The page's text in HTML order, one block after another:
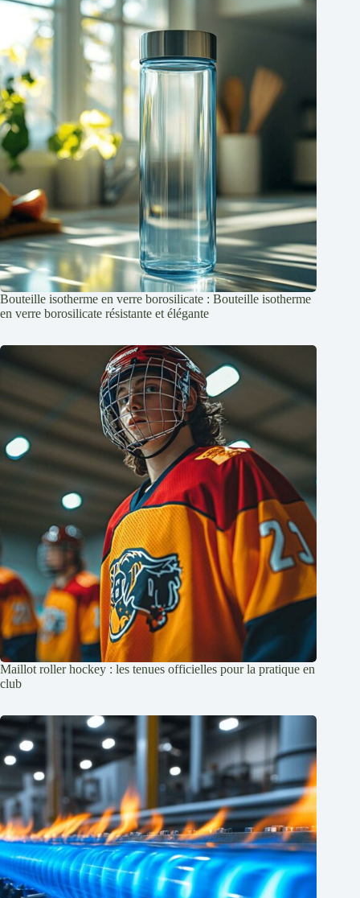
Bouteille isotherme en verre borosilicate : Bouteille isotherme
en verre borosilicate résistante et élégante
Maillot roller hockey : les tenues officielles pour la pratique en
club